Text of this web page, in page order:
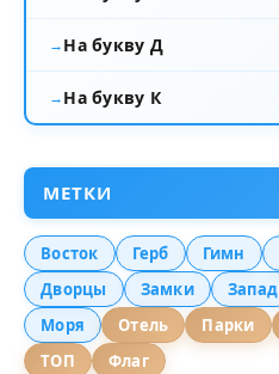
На букву Д
На букву К
МЕТКИ
Восток Герб Гимн
Дворцы
Замки Запад
Моря
Отель Парки
ТОП
Флаг